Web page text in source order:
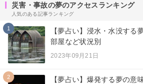
災害・事故の夢のアクセスランキング
人気のある記事ランキング
1
【夢占い】浸水・水没する
部屋など状況別
2023年09月21日
2
【夢占い】爆発する夢の意